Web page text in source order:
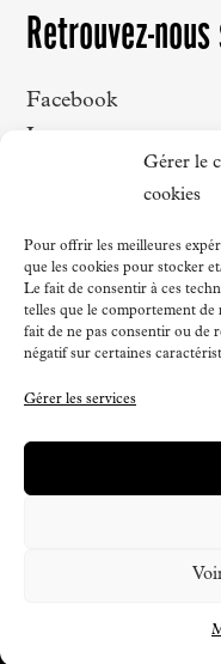
Gérer le
cookies
Pour offrir les meilleures
que les cookies pour stocker
Le fait de consentir à ces
telles que le comportement
fait de ne pas consentir ou de
négatif sur certaines
Gérer les services
Retrouvez-
Facebook
Instagram
©Chez